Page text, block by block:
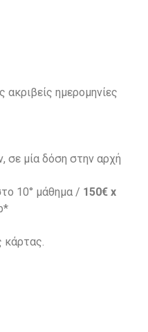
ακριβείς ημερομηνίες
σε μία δόση στην αρχή
10° μάθημα / 150€ x
κάρτας.